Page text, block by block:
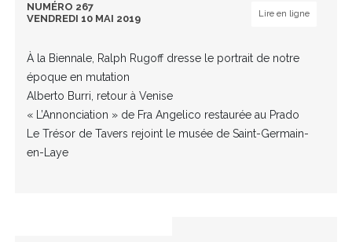
NUMÉRO 267
VENDREDI 10 MAI 2019
Lire en ligne
À la Biennale, Ralph Rugoff dresse le portrait de notre
époque en mutation
Alberto Burri, retour à Venise
« L’Annonciation » de Fra Angelico restaurée au Prado
Le Trésor de Tavers rejoint le musée de Saint-Germain-
en-Laye